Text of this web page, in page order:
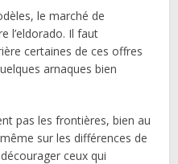
le marché de
l’eldorado. Il faut
certaines de ces offres
arnaques bien
pas les frontières, bien au
sur les différences de
ceux qui